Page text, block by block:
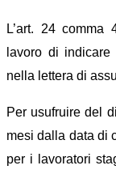
L’art. 24 comma
lavoro di indicare
nella lettera di
Per usufruire del
mesi dalla data di
per i lavoratori